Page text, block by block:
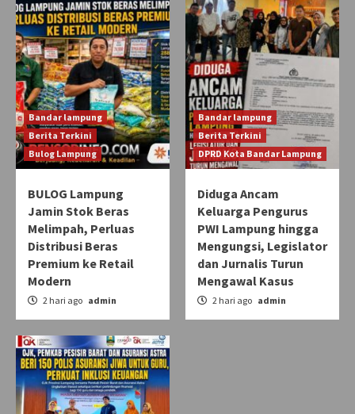
Bandar lampung
Berita Terkini
Bulog Lampung
BULOG Lampung
Jamin Stok Beras
Melimpah, Perluas
Distribusi Beras
Premium ke Retail
Modern
2 hari ago admin
Bandar lampung
Berita Terkini
DPRD Kota Bandar Lampung
Diduga Ancam
Keluarga Pengurus
PWI Lampung hingga
Mengungsi, Legislator
dan Jurnalis Turun
Mengawal Kasus
2 hari ago admin